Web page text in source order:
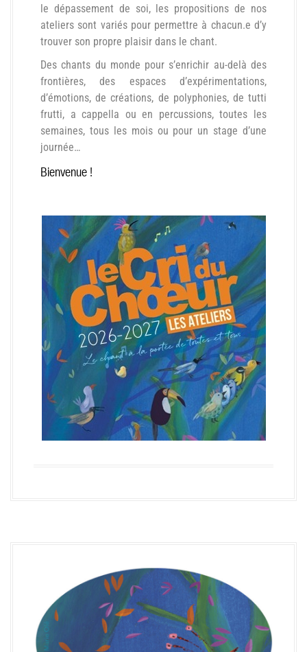
le dépassement de soi, les propositions de nos
ateliers sont variés pour permettre à chacun.e d’y
trouver son propre plaisir dans le chant.
Des chants du monde pour s’enrichir au-delà des
frontières, des espaces d’expérimentations,
d’émotions, de créations, de polyphonies, de tutti
frutti, a cappella ou en percussions, toutes les
semaines, tous les mois ou pour un stage d’une
journée…
Bienvenue !